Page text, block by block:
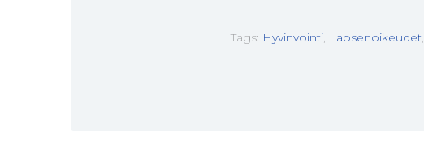
Tags: Hyvinvointi, Lapsenoikeudet,